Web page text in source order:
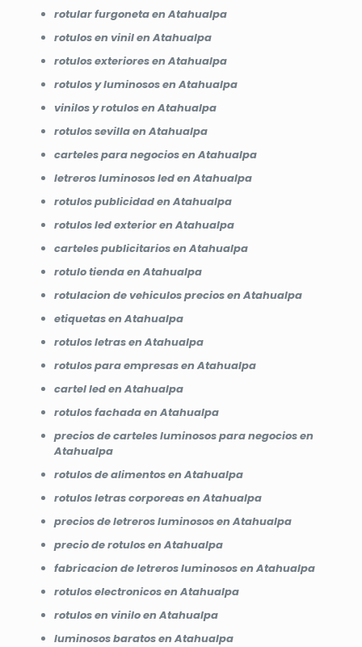
rotular furgoneta en Atahualpa
rotulos en vinil en Atahualpa
rotulos exteriores en Atahualpa
rotulos y luminosos en Atahualpa
vinilos y rotulos en Atahualpa
rotulos sevilla en Atahualpa
carteles para negocios en Atahualpa
letreros luminosos led en Atahualpa
rotulos publicidad en Atahualpa
rotulos led exterior en Atahualpa
carteles publicitarios en Atahualpa
rotulo tienda en Atahualpa
rotulacion de vehiculos precios en Atahualpa
etiquetas en Atahualpa
rotulos letras en Atahualpa
rotulos para empresas en Atahualpa
cartel led en Atahualpa
rotulos fachada en Atahualpa
precios de carteles luminosos para negocios en
Atahualpa
rotulos de alimentos en Atahualpa
rotulos letras corporeas en Atahualpa
precios de letreros luminosos en Atahualpa
precio de rotulos en Atahualpa
fabricacion de letreros luminosos en Atahualpa
rotulos electronicos en Atahualpa
rotulos en vinilo en Atahualpa
luminosos baratos en Atahualpa